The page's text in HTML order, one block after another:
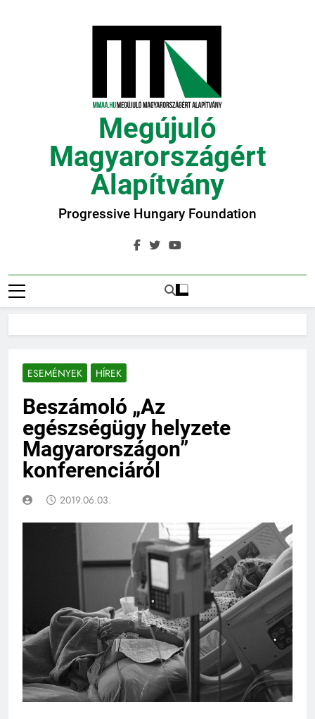
Megújuló
Magyarországért
Alapítvány
Progressive Hungary Foundation
ESEMÉNYEK HÍREK
Beszámoló „Az
egészségügy helyzete
Magyarországon”
konferenciáról
2019.06.03.